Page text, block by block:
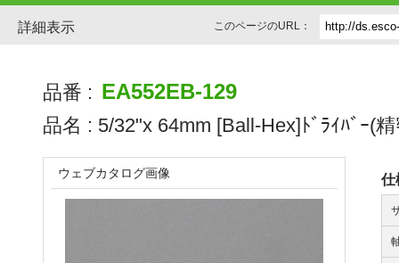
詳細表示 このページのURL：
品番 : EA552EB-129
品名 : 5/32"x 64mm [Ball-Hex]ﾄﾞﾗｲﾊﾞｰ(
仕
ウェブカタログ画像